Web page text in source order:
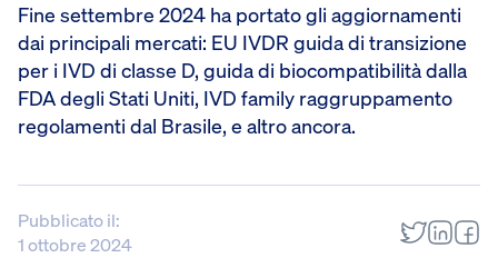
Fine settembre 2024 ha portato gli aggiornamenti
dai principali mercati: EU IVDR guida di transizione
per i IVD di classe D, guida di biocompatibilità dalla
FDA degli Stati Uniti, IVD family raggruppamento
regolamenti dal Brasile, e altro ancora.
Pubblicato il:
1 ottobre 2024